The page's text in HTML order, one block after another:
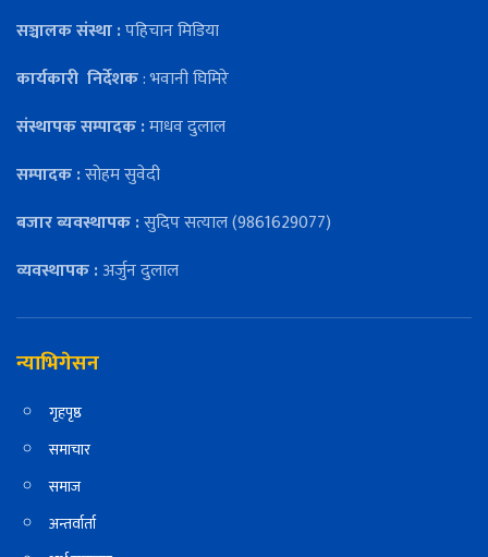
सञ्चालक संस्था :पहिचान मिडिया
कार्यकारी निर्देशक: भवानी घिमिरे
संस्थापक सम्पादक :माधव दुलाल
सम्पादक :सोहम सुवेदी
बजार ब्यवस्थापक :सुदिप सत्याल (9861629077)
व्यवस्थापक :अर्जुन दुलाल
न्याभिगेसन
गृहपृष्ठ
समाचार
समाज
अन्तर्वार्ता